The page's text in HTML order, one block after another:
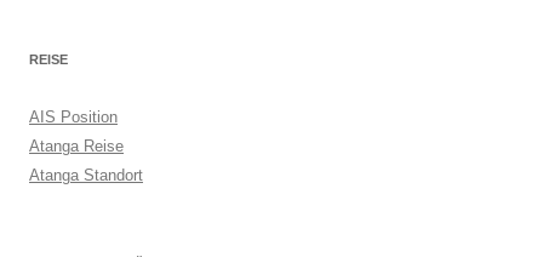
REISE
AIS Position
Atanga Reise
Atanga Standort